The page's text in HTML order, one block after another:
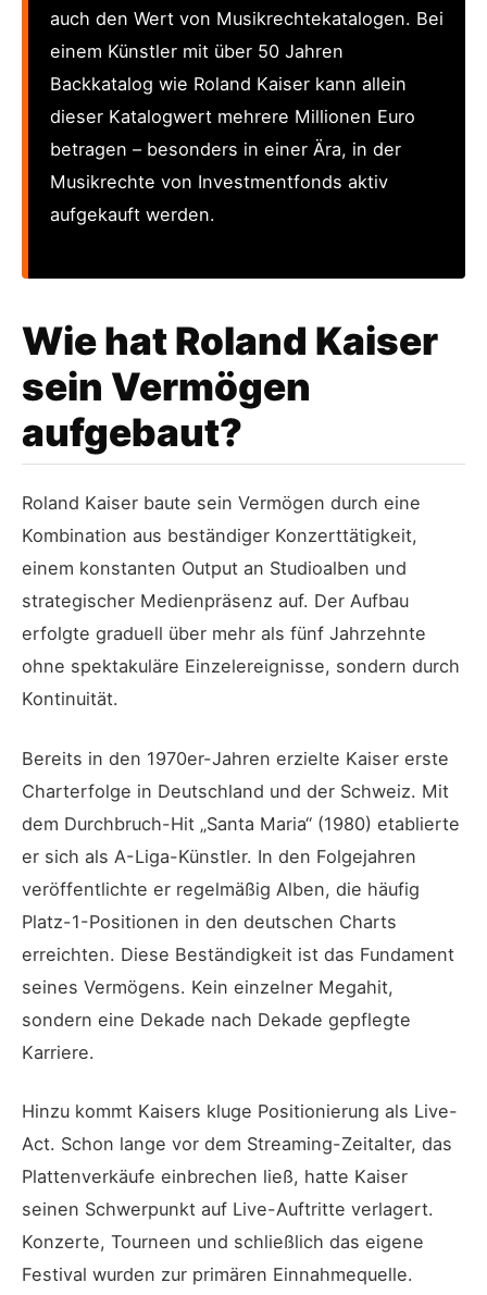
auch den Wert von Musikrechtekatalogen. Bei
einem Künstler mit über 50 Jahren
Backkatalog wie Roland Kaiser kann allein
dieser Katalogwert mehrere Millionen Euro
betragen – besonders in einer Ära, in der
Musikrechte von Investmentfonds aktiv
aufgekauft werden.
Wie hat Roland Kaiser
sein Vermögen
aufgebaut?
Roland Kaiser baute sein Vermögen durch eine
Kombination aus beständiger Konzerttätigkeit,
einem konstanten Output an Studioalben und
strategischer Medienpräsenz auf. Der Aufbau
erfolgte graduell über mehr als fünf Jahrzehnte
ohne spektakuläre Einzelereignisse, sondern durch
Kontinuität.
Bereits in den 1970er-Jahren erzielte Kaiser erste
Charterfolge in Deutschland und der Schweiz. Mit
dem Durchbruch-Hit „Santa Maria“ (1980) etablierte
er sich als A-Liga-Künstler. In den Folgejahren
veröffentlichte er regelmäßig Alben, die häufig
Platz-1-Positionen in den deutschen Charts
erreichten. Diese Beständigkeit ist das Fundament
seines Vermögens. Kein einzelner Megahit,
sondern eine Dekade nach Dekade gepflegte
Karriere.
Hinzu kommt Kaisers kluge Positionierung als Live-
Act. Schon lange vor dem Streaming-Zeitalter, das
Plattenverkäufe einbrechen ließ, hatte Kaiser
seinen Schwerpunkt auf Live-Auftritte verlagert.
Konzerte, Tourneen und schließlich das eigene
Festival wurden zur primären Einnahmequelle.